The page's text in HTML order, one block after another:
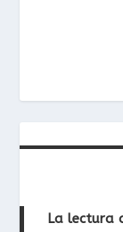
La lectura